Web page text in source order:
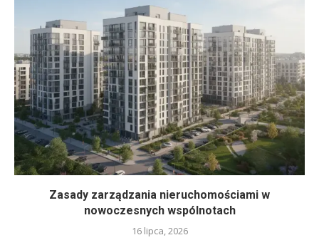
Zasady zarządzania nieruchomościami w
nowoczesnych wspólnotach
16 lipca, 2026